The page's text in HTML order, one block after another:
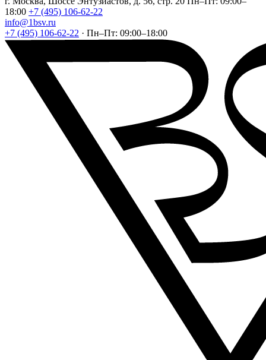
18:00 +7 (495) 106-62-22
info@1bsv.ru
+7 (495) 106-62-22 · Пн–Пт: 09:00–18:00